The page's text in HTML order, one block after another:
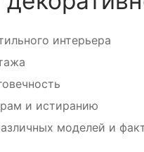
интерьера
и истиранию
моделей и